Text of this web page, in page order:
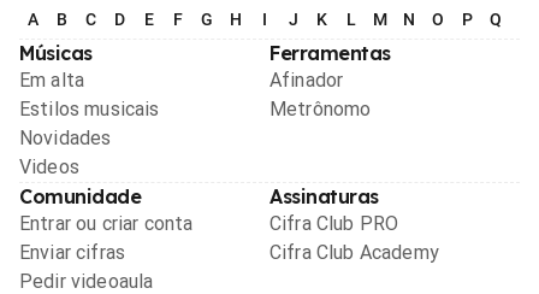
A B C D E F G H I J K L M N O P Q
Músicas
Em alta
Estilos musicais
Novidades
Videos
Ferramentas
Afinador
Metrônomo
Comunidade
Entrar ou criar conta
Enviar cifras
Pedir videoaula
Assinaturas
Cifra Club PRO
Cifra Club Academy